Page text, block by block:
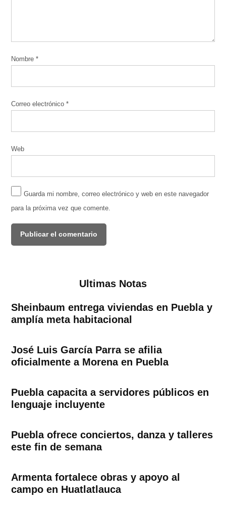
Nombre*
Correo electrónico*
Web
Guarda mi nombre, correo electrónico y web en este navegador
para la próxima vez que comente.
Ultimas Notas
Sheinbaum entrega viviendas en Puebla y
amplía meta habitacional
José Luis García Parra se afilia
oficialmente a Morena en Puebla
Puebla capacita a servidores públicos en
lenguaje incluyente
Puebla ofrece conciertos, danza y talleres
este fin de semana
Armenta fortalece obras y apoyo al
campo en Huatlatlauca